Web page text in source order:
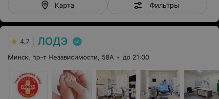
Карта Фильтры
4.7 ЛОДЭ
Минск, пр-т Независимости, 58А до 21:00